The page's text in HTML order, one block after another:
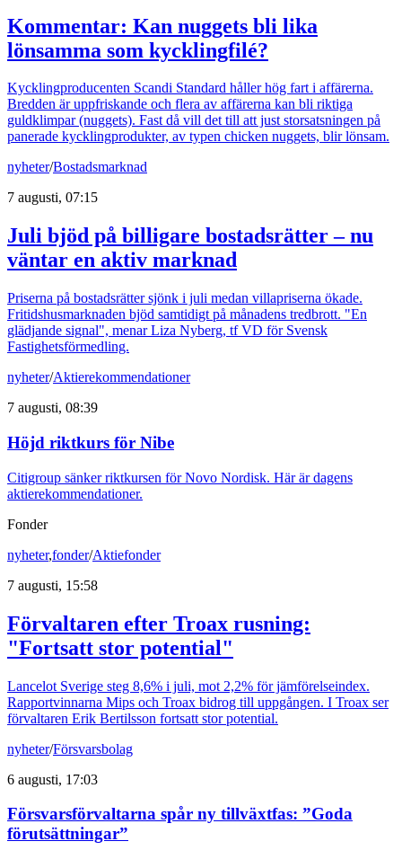
Kommentar: Kan nuggets bli lika
lönsamma som kycklingfilé?
Kycklingproducenten Scandi Standard håller hög fart i affärerna.
Bredden är uppfriskande och flera av affärerna kan bli riktiga
guldklimpar (nuggets). Fast då vill det till att just storsatsningen på
panerade kycklingprodukter, av typen chicken nuggets, blir lönsam.
nyheter/Bostadsmarknad
7 augusti, 07:15
Juli bjöd på billigare bostadsrätter – nu
väntar en aktiv marknad
Priserna på bostadsrätter sjönk i juli medan villapriserna ökade.
Fritidshusmarknaden bjöd samtidigt på månadens tredbrott. "En
glädjande signal", menar Liza Nyberg, tf VD för Svensk
Fastighetsförmedling.
nyheter/Aktierekommendationer
7 augusti, 08:39
Höjd riktkurs för Nibe
Citigroup sänker riktkursen för Novo Nordisk. Här är dagens
aktierekommendationer.
Fonder
nyheter,fonder/Aktiefonder
7 augusti, 15:58
Förvaltaren efter Troax rusning:
"Fortsatt stor potential"
Lancelot Sverige steg 8,6% i juli, mot 2,2% för jämförelseindex.
Rapportvinnarna Mips och Troax bidrog till uppgången. I Troax ser
förvaltaren Erik Bertilsson fortsatt stor potential.
nyheter/Försvarsbolag
6 augusti, 17:03
Försvarsförvaltarna spår ny tillväxtfas: ”Goda
förutsättningar”